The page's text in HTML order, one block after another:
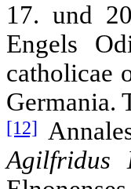
17. und
Engels
catholicae
Germania.
[12]
Agilfridus